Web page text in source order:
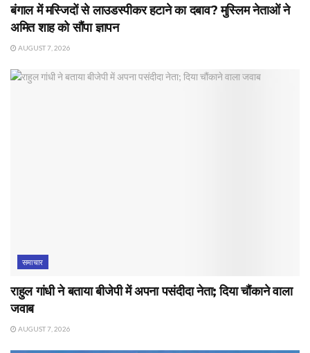
बंगाल में मस्जिदों से लाउडस्पीकर हटाने का दबाव? मुस्लिम नेताओं ने
अमित शाह को सौंपा ज्ञापन
AUGUST 7, 2026
समाचार
राहुल गांधी ने बताया बीजेपी में अपना पसंदीदा नेता; दिया चौंकाने वाला
जवाब
AUGUST 7, 2026